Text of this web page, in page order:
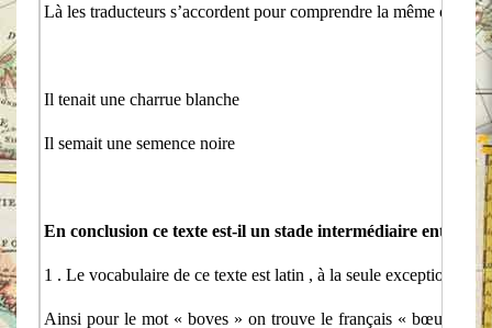
Là les traducteurs s’accordent pour comprendre la même
Il tenait une charrue blanche
Il semait une semence noire
En conclusion ce texte est-il un stade intermédiaire entre le
1 . Le vocabulaire de ce texte est latin , à la seule exception du
Ainsi pour le mot « boves » on trouve le français « bœuf »,